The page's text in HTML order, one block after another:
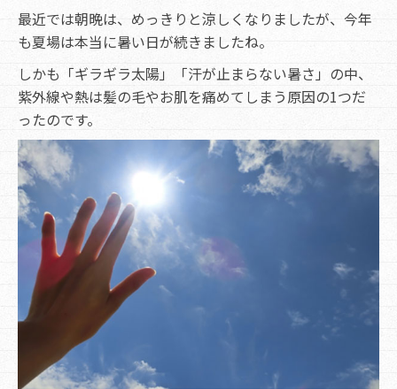
最近では朝晩は、めっきりと涼しくなりましたが、今年
も夏場は本当に暑い日が続きましたね。
しかも「ギラギラ太陽」「汗が止まらない暑さ」の中、
紫外線や熱は髪の毛やお肌を痛めてしまう原因の1つだ
ったのです。